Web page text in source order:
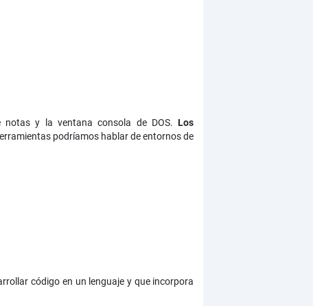
notas y la ventana consola de DOS.Los
podríamos hablar de entornos de
código en un lenguaje y que incorpora